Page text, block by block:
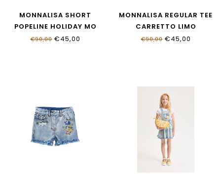
MONNALISA SHORT
POPELINE HOLIDAY MO
11G417_7624_0052
€90,00€45,00
MONNALISA REGULAR TEE
CARRETTO LIMO
11G624_7201_0099
€90,00€45,00